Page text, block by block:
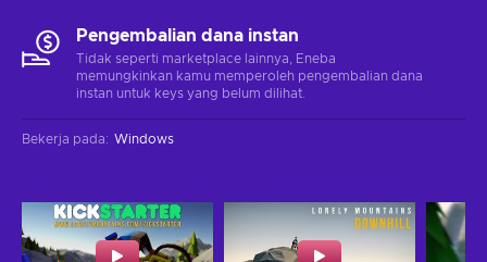
Pengembalian dana instan
Tidak seperti marketplace lainnya, Eneba
memungkinkan kamu memperoleh pengembalian dana
instan untuk keys yang belum dilihat.
Bekerja pada: Windows